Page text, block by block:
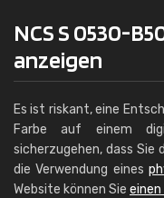
NCS S 0530-
anzeigen
Es ist riskant, eine
Farbe auf einem
sicherzugehen, dass Sie
die Verwendung eines
Website können Sie